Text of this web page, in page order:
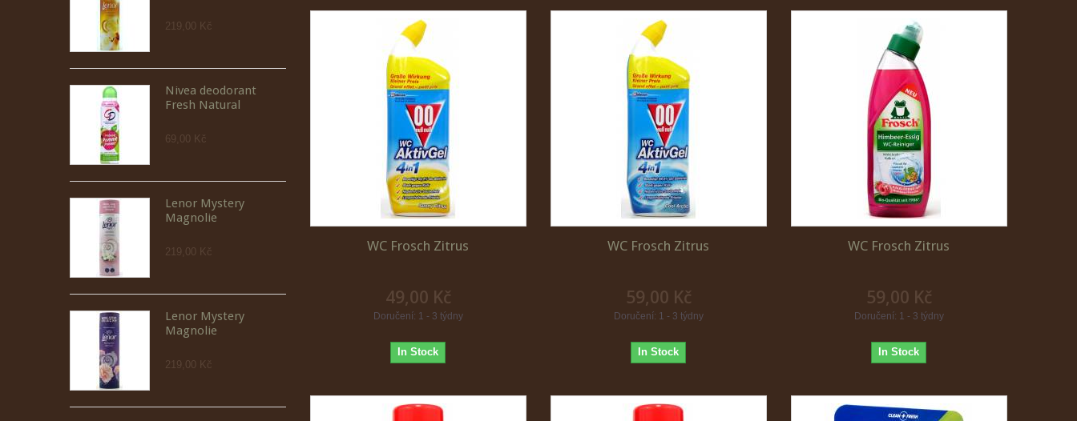
219,00 Kč
Nivea deodorant
Fresh Natural
69,00 Kč
Lenor Mystery
Magnolie
219,00 Kč
Lenor Mystery
Magnolie
219,00 Kč
WC Frosch Zitrus
49,00 Kč
Doručení: 1 - 3 týdny
In Stock
WC Frosch Zitrus
59,00 Kč
Doručení: 1 - 3 týdny
In Stock
WC Frosch Zitrus
59,00 Kč
Doručení: 1 - 3 týdny
In Stock